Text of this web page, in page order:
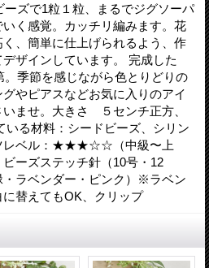
ズで1粒１粒、まるでジグソーパ
く感覚。カッチリ編みます。花
、簡単に仕上げられるよう、作
ザインしています。 完成した
季節を感じながら色とりどりの
やピアスなどお気に入りのアイ
ませ。大きさ ５センチ正方、
いる材料：シードビーズ、シリン
レベル：★★★☆☆（中級〜上
ーズステッチ針（10号・12
ラベンダー・ピンク）※ラベン
替えてもOK、クリップ